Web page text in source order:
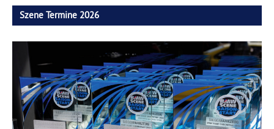
Szene Termine 2026